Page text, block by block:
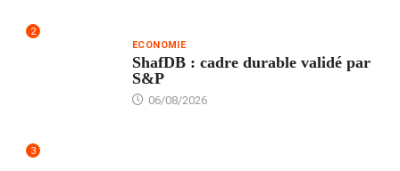
2
ECONOMIE
ShafDB : cadre durable validé par
S&P
06/08/2026
3